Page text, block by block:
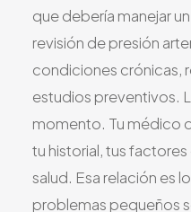
que debería manejar
revisión de presión
condiciones crónicas,
estudios preventivos.
momento. Tu médico
tu historial, tus
salud. Esa relación es
problemas pequeños